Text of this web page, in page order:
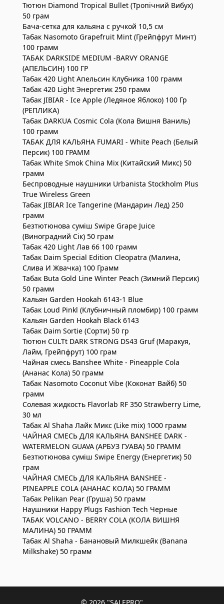
Тютюн Diamond Tropical Bullet (Тропічний Вибух)
50 грам
Бача-сетка для кальяна с ручкой 10,5 см
Табак Nasomoto Grapefruit Mint (Грейпфрут Минт)
100 грамм
ТАБАК DARKSIDE MEDIUM -BARVY ORANGE
(АПЕЛЬСИН) 100 ГР
Табак 420 Light Апельсин Клубника 100 грамм
Табак 420 Light Энергетик 250 грамм
Табак JIBIAR - Ice Apple (Ледяное Яблоко) 100 Гр
(РЕПЛИКА)
Табак DARKUA Cosmic Cola (Кола Вишня Ваниль)
100 грамм
ТАБАК ДЛЯ КАЛЬЯНА FUMARI - White Peach (Белый
Персик) 100 ГРАММ
Табак White Smok China Mix (Китайский Микс) 50
грамм
Беспроводные наушники Urbanista Stockholm Plus
True Wireless Green
Табак JIBIAR Ice Tangerine (Мандарин Лед) 250
грамм
Безтютюнова суміш Swipe Grape Juice
(Виноградний Сік) 50 грам
Табак 420 Light Лав 66 100 грамм
Табак Daim Special Edition Cleopatra (Малина,
Слива И Жвачка) 100 Грамм
Табак Buta Gold Line Winter Peach (Зимний Персик)
50 грамм
Кальян Garden Hookah 6143-1 Blue
Табак Loud Pinkl (Клубничный пломбир) 100 грамм
Кальян Garden Hookah Black 6143
Табак Daim Sortie (Сорти) 50 гр
Тютюн CULTt DARK STRONG DS43 Gruf (Маракуя,
Лайм, Грейпфрут) 100 грам
Чайная смесь Banshee White - Pineapple Cola
(Ананас Кола) 50 грамм
Табак Nasomoto Coconut Vibe (Коконат Вайб) 50
грамм
Солевая жидкость Flavorlab RF 350 Strawberry Lime,
30 мл
Табак Al Shaha Лайк Микс (Like mix) 1000 грамм
ЧАЙНАЯ СМЕСЬ ДЛЯ КАЛЬЯНА BANSHEE DARK -
WATERMELON GUAVA (АРБУЗ ГУАВА) 50 ГРАММ
Безтютюнова суміш Swipe Energy (Енергетик) 50
грам
ЧАЙНАЯ СМЕСЬ ДЛЯ КАЛЬЯНА BANSHEE -
PINEAPPLE COLA (АНАНАС КОЛА) 50 ГРАММ
Табак Pelikan Pear (Груша) 50 грамм
Наушники Happy Plugs Fashion Tech Черные
ТАБАК VOLCANO - BERRY COLA (КОЛА ВИШНЯ
МАЛИНА) 50 ГРАММ
Табак Al Shaha - Банановый Милкшейк (Banana
Milkshake) 50 грамм